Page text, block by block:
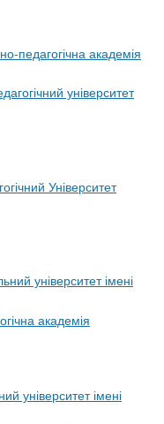
педагогічна академія
університет
Університет
університет імені
академія
університет імені